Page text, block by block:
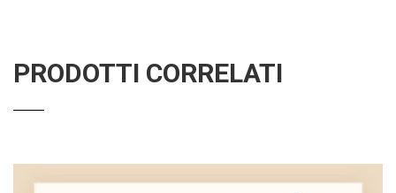
PRODOTTI CORRELATI